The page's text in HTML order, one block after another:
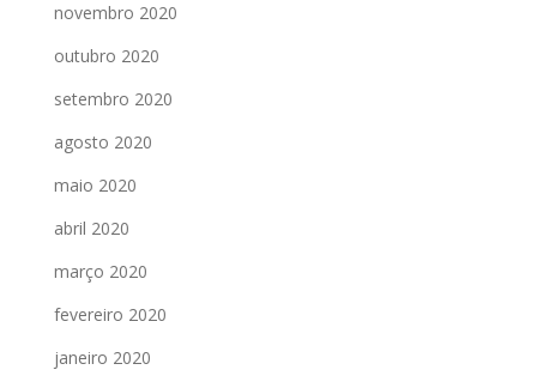
novembro 2020
outubro 2020
setembro 2020
agosto 2020
maio 2020
abril 2020
março 2020
fevereiro 2020
janeiro 2020